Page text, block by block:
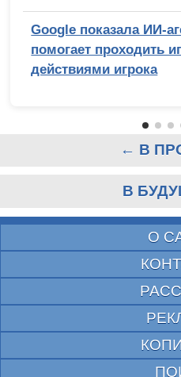
Google показала ИИ-
помогает проходить
действиями игрока
← В
В
О